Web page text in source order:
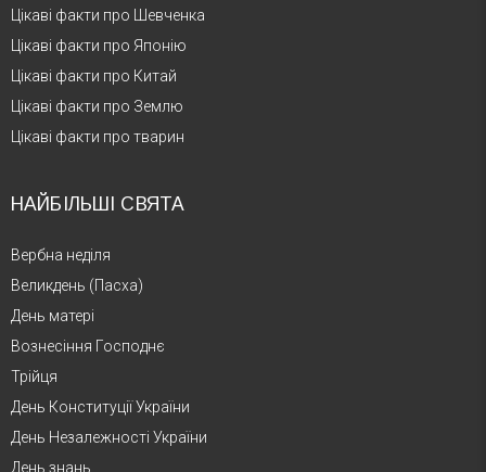
Цікаві факти про Шевченка
Цікаві факти про Японію
Цікаві факти про Китай
Цікаві факти про Землю
Цікаві факти про тварин
НАЙБІЛЬШІ СВЯТА
Вербна неділя
Великдень (Пасха)
День матері
Вознесіння Господнє
Трійця
День Конституції України
День Незалежності України
День знань